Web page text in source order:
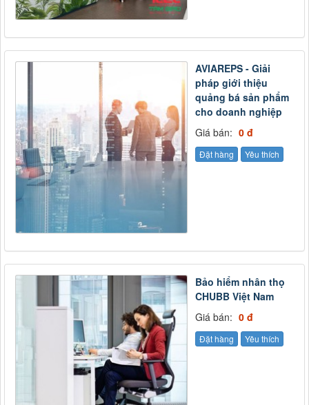
AVIAREPS - Giải
pháp giới thiệu
quảng bá sản phẩm
cho doanh nghiệp
Giá bán: 0 đ
Đặt hàng Yêu thích
Bảo hiểm nhân thọ
CHUBB Việt Nam
Giá bán: 0 đ
Đặt hàng Yêu thích